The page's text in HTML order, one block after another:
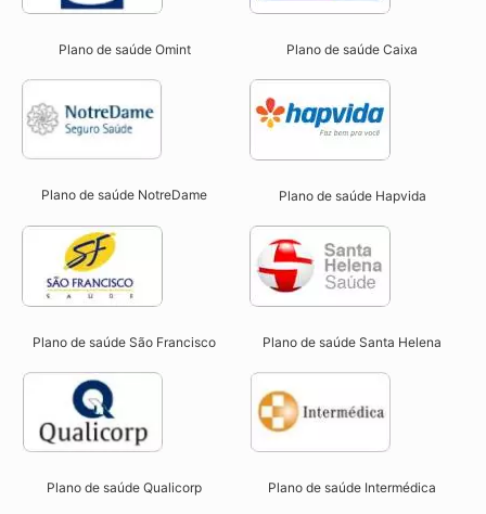
Plano de saúde Omint Plano de saúde Caixa
Plano de saúde NotreDame Plano de saúde Hapvida
Plano de saúde São Francisco Plano de saúde Santa Helena
Plano de saúde Qualicorp Plano de saúde Intermédica